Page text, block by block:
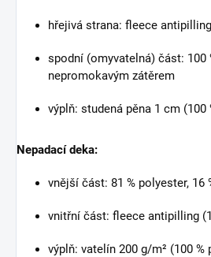
hřejivá strana: fleece
spodní (omyvatelná) část: 100
nepromokavým zátěrem
výplň: studená pěna 1 cm (100
Nepadací deka:
vnější část: 81 % polyester, 16
vnitřní část: fleece antipilling
výplň: vatelín 200 g/m² (100 %